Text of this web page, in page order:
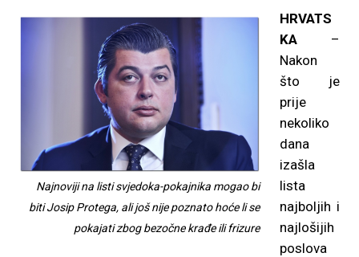
Najnoviji na listi svjedoka-pokajnika mogao bi
biti Josip Protega, ali još nije poznato hoće li se
pokajati zbog bezočne krađe ili frizure
HRVATS
KA –
Nakon
što je
prije
nekoliko
dana
izašla
lista
najboljih i
najlošijih
poslova